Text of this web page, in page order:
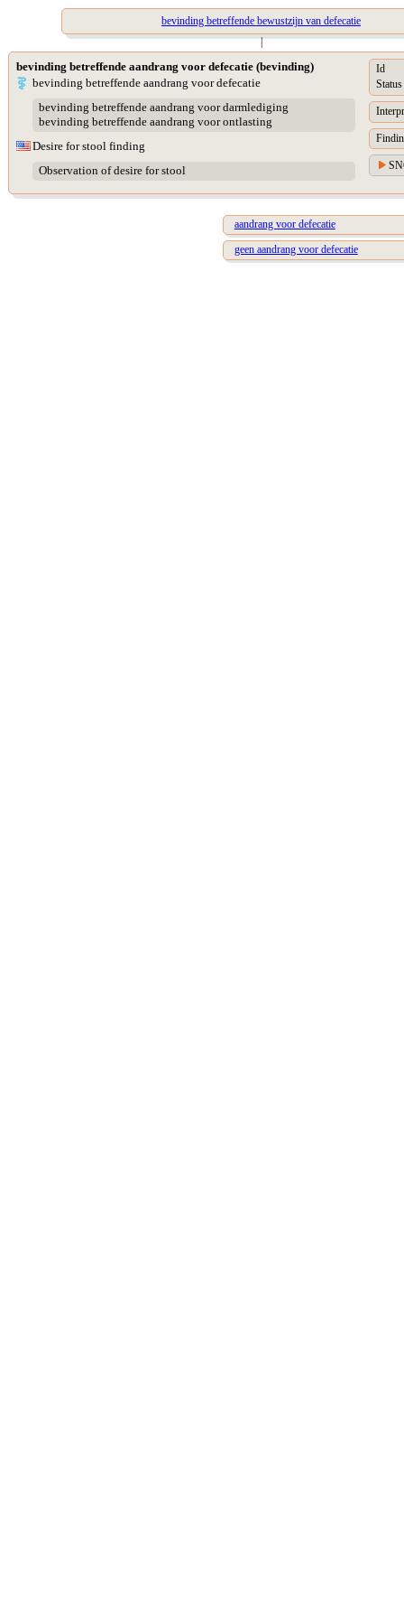
bevinding betreffende bewustzijn van defecatie
|
bevinding betreffende aandrang voor defecatie (bevinding)
bevinding betreffende aandrang voor defecatie
bevinding betreffende aandrang voor darmlediging
bevinding betreffende aandrang voor ontlasting
Desire for stool finding
Observation of desire for stool
Id
Status
aandrang voor defecatie
geen aandrang voor defecatie